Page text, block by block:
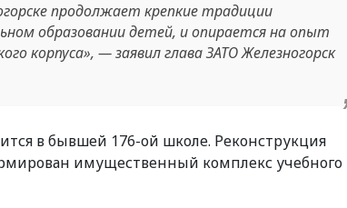
продолжает крепкие традиции
образовании детей, и опирается на опыт
корпуса», — заявил глава ЗАТО Железногорск
в бывшей 176-ой школе. Реконструкция
имущественный комплекс учебного